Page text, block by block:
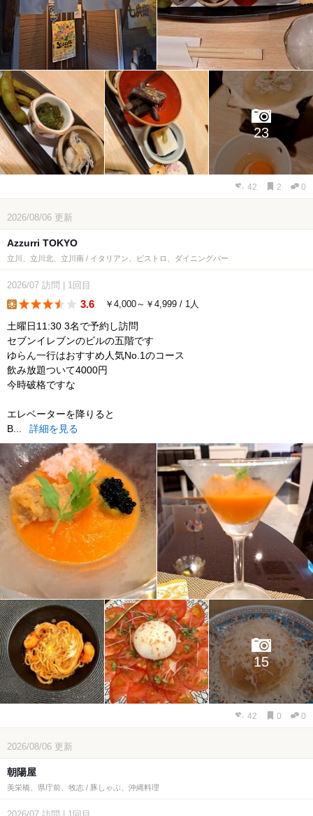
23
42 2 0
2026/08/06 更新
Azzurri TOKYO
立川、立川北、立川南 / イタリアン、ビストロ、ダイニングバー
2026/07 訪問 1回目
3.6 ￥4,000～￥4,999 / 1人
土曜日11:30 3名で予約し訪問
セブンイレブンのビルの五階です
ゆらん一行はおすすめ人気No.1のコース
飲み放題ついて4000円
今時破格ですな
エレベーターを降りると
B...
詳細を見る
15
42 0 0
2026/08/06 更新
朝陽屋
美栄橋、県庁前、牧志 / 豚しゃぶ、沖縄料理